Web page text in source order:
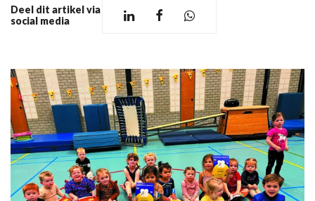
Deel dit artikel via
social media